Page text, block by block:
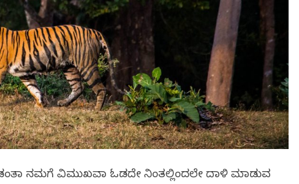
ನಮಗೆ ವಿಮುಖವಾಗಿ ಓಡದೇ ನಿಂತಲ್ಲಿಂದಲೇ ದಾಳಿ ಮಾಡುವ